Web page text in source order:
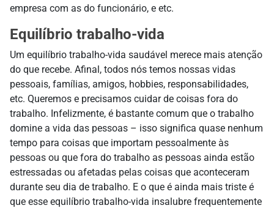
empresa com as do funcionário, e etc.
Equilíbrio trabalho-vida
Um equilíbrio trabalho-vida saudável merece mais atenção
do que recebe. Afinal, todos nós temos nossas vidas
pessoais, famílias, amigos, hobbies, responsabilidades,
etc. Queremos e precisamos cuidar de coisas fora do
trabalho. Infelizmente, é bastante comum que o trabalho
domine a vida das pessoas – isso significa quase nenhum
tempo para coisas que importam pessoalmente às
pessoas ou que fora do trabalho as pessoas ainda estão
estressadas ou afetadas pelas coisas que aconteceram
durante seu dia de trabalho. E o que é ainda mais triste é
que esse equilíbrio trabalho-vida insalubre frequentemente